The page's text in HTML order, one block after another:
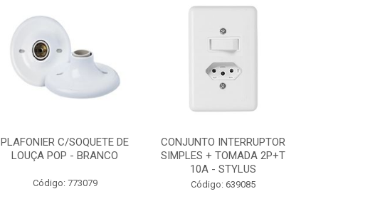
PLAFONIER C/SOQUETE DE
LOUÇA POP - BRANCO
Código: 773079
CONJUNTO INTERRUPTOR
SIMPLES + TOMADA 2P+T
10A - STYLUS
Código: 639085